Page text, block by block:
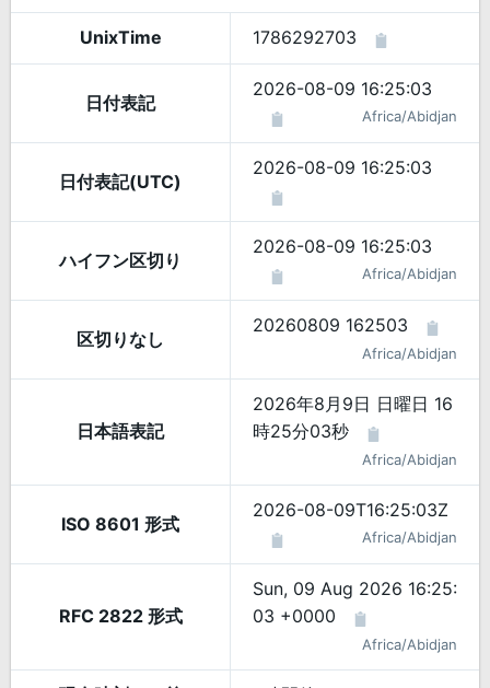
UnixTime 1786292703
日付表記
2026-08-09 16:25:03
Africa/Abidjan
日付表記(UTC)
2026-08-09 16:25:03
ハイフン区切り
2026-08-09 16:25:03
Africa/Abidjan
区切りなし
20260809 162503
Africa/Abidjan
日本語表記
2026年8月9日 日曜日 16
時25分03秒
Africa/Abidjan
ISO 8601 形式
2026-08-09T16:25:03Z
Africa/Abidjan
RFC 2822 形式
Sun, 09 Aug 2026 16:25:
03 +0000
Africa/Abidjan